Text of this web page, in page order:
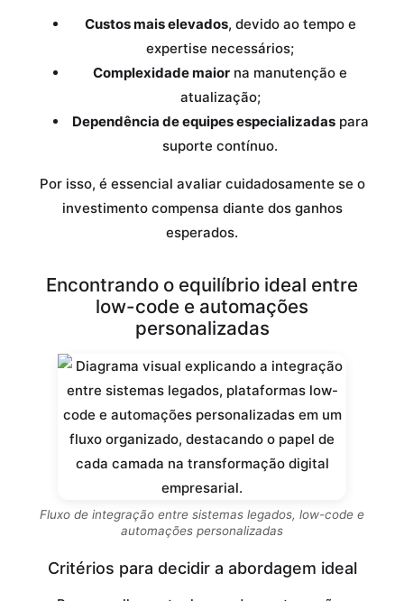
Custos mais elevados, devido ao tempo e
expertise necessários;
Complexidade maior na manutenção e
atualização;
Dependência de equipes especializadaspara
suporte contínuo.
Por isso, é essencial avaliar cuidadosamente se o
investimento compensa diante dos ganhos
esperados.
Encontrando o equilíbrio ideal entre
low-code e automações
personalizadas
Fluxo de integração entre sistemas legados, low-code e
automações personalizadas
Critérios para decidir a abordagem ideal